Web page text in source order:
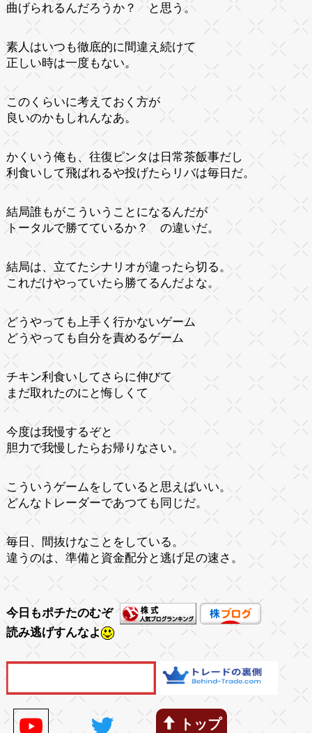
曲げられるんだろうか？ と思う。
素人はいつも徹底的に間違え続けて
正しい時は一度もない。
このくらいに考えておく方が
良いのかもしれんなあ。
かくいう俺も、往復ピンタは日常茶飯事だし
利食いして飛ばれるや投げたらリバは毎日だ。
結局誰もがこういうことになるんだが
トータルで勝てているか？ の違いだ。
結局は、立てたシナリオが違ったら切る。
これだけやっていたら勝てるんだよな。
どうやっても上手く行かないゲーム
どうやっても自分を責めるゲーム
チキン利食いしてさらに伸びて
まだ取れたのにと悔しくて
今度は我慢するぞと
胆力で我慢したらお帰りなさい。
こういうゲームをしていると思えばいい。
どんなトレーダーであつても同じだ。
毎日、間抜けなことをしている。
違うのは、準備と資金配分と逃げ足の速さ。
今日もポチたのむぞ
読み逃げすんなよ
トップ